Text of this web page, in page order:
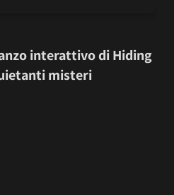
interattivo di Hiding
misteri